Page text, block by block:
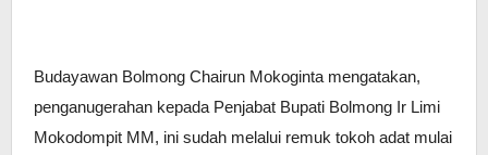
Budayawan Bolmong Chairun Mokoginta mengatakan,
penganugerahan kepada Penjabat Bupati Bolmong Ir Limi
Mokodompit MM, ini sudah melalui remuk tokoh adat mulai